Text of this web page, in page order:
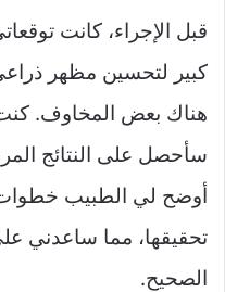
قبل الإجراء، كانت
كبير لتحسين مظهر
هناك بعض المخاوف. كنت
سأحصل على النتائج
أوضح لي الطبيب خطوات
تحقيقها، مما ساعدني
الصحيح.